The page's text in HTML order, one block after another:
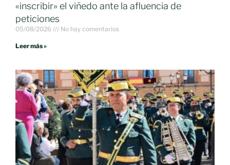
«inscribir» el viñedo ante la afluencia de
peticiones
05/08/2026 No hay comentarios
Leer más »